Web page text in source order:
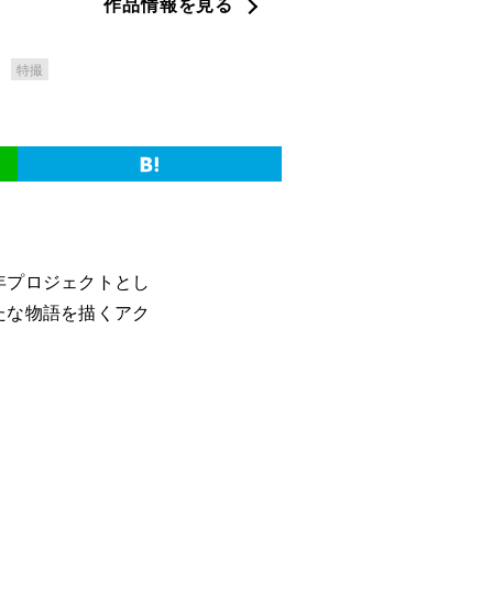
特撮
作品情報を見る
ロジェクトとし
な物語を描くアク